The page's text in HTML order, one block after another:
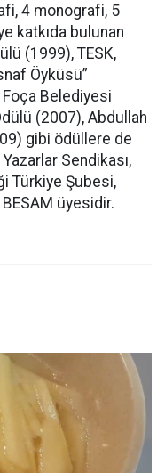
4 monografi, 5
katkıda bulunan
(1999), TESK,
Öyküsü”
Foça Belediyesi
(2007), Abdullah
gibi ödüllere de
Yazarlar Sendikası,
Türkiye Şubesi,
üyesidir.